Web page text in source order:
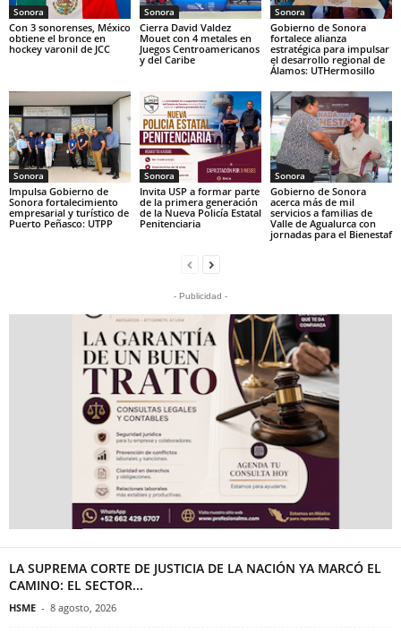
Sonora
Con 3 sonorenses, México
obtiene el bronce en
hockey varonil de JCC
Sonora
Cierra David Valdez
Mouet con 4 metales en
Juegos Centroamericanos
y del Caribe
Sonora
Gobierno de Sonora
fortalece alianza
estratégica para impulsar
el desarrollo regional de
Álamos: UTHermosillo
Sonora
Impulsa Gobierno de
Sonora fortalecimiento
empresarial y turístico de
Puerto Peñasco: UTPP
Sonora
Invita USP a formar parte
de la primera generación
de la Nueva Policía Estatal
Penitenciaria
Sonora
Gobierno de Sonora
acerca más de mil
servicios a familias de
Valle de Agualurca con
jornadas para el Bienestaf
- Publicidad -
LA SUPREMA CORTE DE JUSTICIA DE LA NACIÓN YA MARCÓ EL
CAMINO: EL SECTOR...
HSME - 8 agosto, 2026